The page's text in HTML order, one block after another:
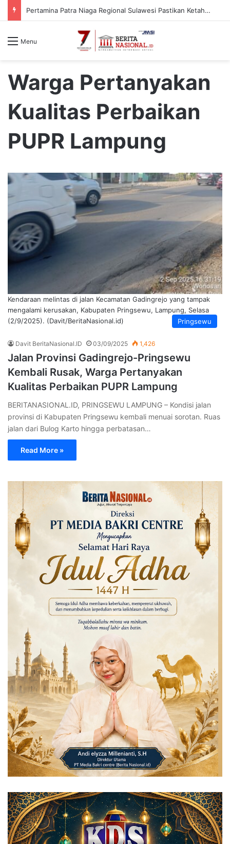
Pertamina Patra Niaga Regional Sulawesi Pastikan Ketahanan Stok BBM dan LPG 3 Kg di Bone
Menu
Warga Pertanyakan
Kualitas Perbaikan
PUPR Lampung
Pringsewu
Kendaraan melintas di jalan Kecamatan Gadingrejo yang tampak
mengalami kerusakan, Kabupaten Pringsewu, Lampung, Selasa
(2/9/2025). (Davit/BeritaNasional.id)
Davit BeritaNasional.ID 03/09/2025 1,426
Jalan Provinsi Gadingrejo-Pringsewu
Kembali Rusak, Warga Pertanyakan
Kualitas Perbaikan PUPR Lampung
BERITANASIONAL.ID, PRINGSEWU LAMPUNG – Kondisi jalan
provinsi di Kabupaten Pringsewu kembali menuai sorotan. Ruas
jalan dari Bulog Karto hingga perbatasan…
Read More »